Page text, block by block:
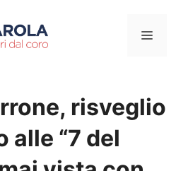
Menu
risveglio
alle “7 del